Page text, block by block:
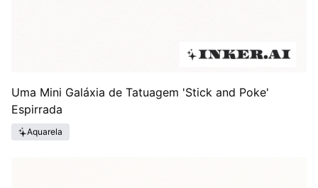
Uma Mini Galáxia de Tatuagem 'Stick and Poke'
Espirrada
Aquarela